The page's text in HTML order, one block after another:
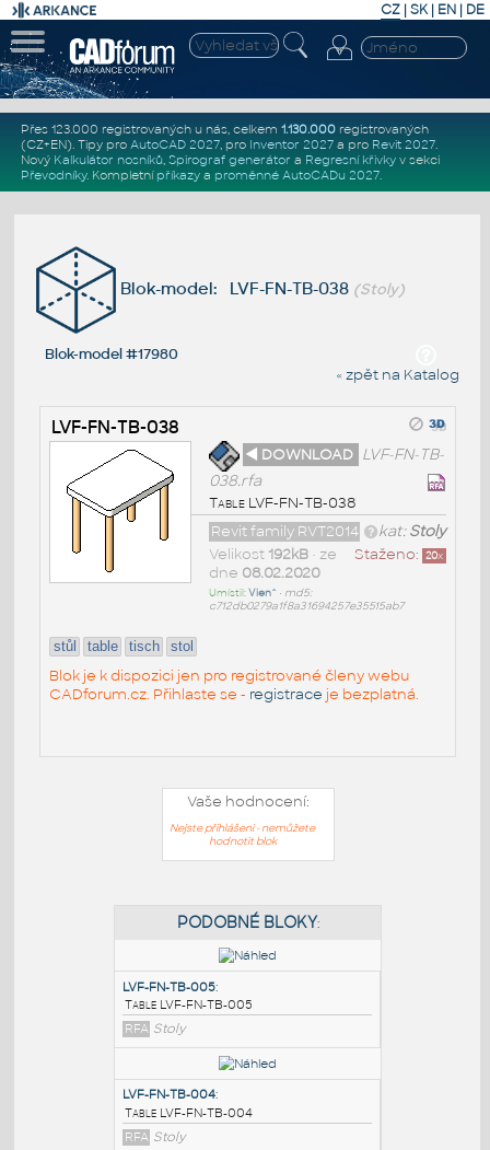
CZ | SK| EN | DE
Přes 123.000 registrovaných u nás, celkem 1.130.000registrovaných
(CZ+EN). Tipy pro AutoCAD 2027, pro Inventor 2027a pro Revit 2027.
Nový Kalkulátor nosníků, Spirograf generátor a Regresní křivkyv sekci
Převodníky. Kompletní příkazya proměnné AutoCADu 2027.
Blok-model: LVF-FN-TB-038 (Stoly)
Blok-model #17980
« zpět na Katalog
LVF-FN-TB-038
◄ DOWNLOAD LVF-FN-TB-
038.rfa
Table LVF-FN-TB-038
kat:Stoly
Revit family RVT2014
Staženo: 20x
Velikost 192kB• ze
dne 08.02.2020
Umístil:Vien^ • md5:
c712db0279a1f8a31694257e35515ab7
stůl table tisch stol
Blok je k dispozici jen pro registrované členy webu
CADforum.cz. Přihlaste se - registrace je bezplatná.
Vaše hodnocení:
Nejste přihlášeni - nemůžete
hodnotit blok
PODOBNÉ BLOKY